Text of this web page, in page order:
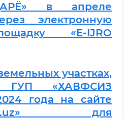
в апреле
электронную
«E-IJRO
участках,
ГУП «ХАВФСИЗ
года на сайте
для